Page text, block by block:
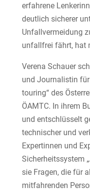
erfahrene
deutlich sicherer
Unfallvermeidung
unfallfrei fährt, hat
Verena Schauer
und Journalistin
touring“ des
ÖAMTC. In ihrem
und entschlüsselt
technischer und
Expertinnen und
Sicherheitssystem
sie Fragen, die für
mitfahrenden